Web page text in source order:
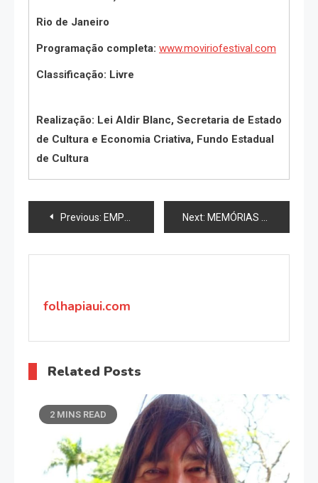
Rio de Janeiro
Programação completa: www.moviriofestival.com
Classificação: Livre
Realização: Lei Aldir Blanc, Secretaria de Estado
de Cultura e Economia Criativa, Fundo Estadual
de Cultura
Navegação
de
Previous: EMPRESA DE INTERCÂMBIO ESTUDANTIL CHEGA AO BRASIL Next: MEMÓRIAS PÓSTUMAS DE BRÁS CUBAS SE APRESENTA ON LINE!
folhapiaui.com
Related Posts
2 MINS READ